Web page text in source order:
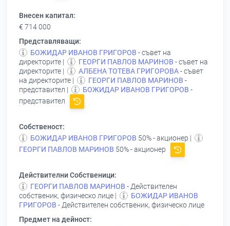
Внесен капитал:
€ 714 000
Представляващи:
БОЖИДАР ИВАНОВ ГРИГОРОВ - съвет на
директорите |
ГЕОРГИ ПАВЛОВ МАРИНОВ - съвет на
директорите |
АЛБЕНА ТОТЕВА ГРИГОРОВА- съвет
на директорите |
ГЕОРГИ ПАВЛОВ МАРИНОВ -
представител |
БОЖИДАР ИВАНОВ ГРИГОРОВ -
представител
Собственост:
БОЖИДАР ИВАНОВ ГРИГОРОВ 50% - акционер |
ГЕОРГИ ПАВЛОВ МАРИНОВ 50% - акционер
Действителни Собственици:
ГЕОРГИ ПАВЛОВ МАРИНОВ - Действителен
собственик, физическо лице |
БОЖИДАР ИВАНОВ
ГРИГОРОВ - Действителен собственик, физическо лице
Предмет на дейност: